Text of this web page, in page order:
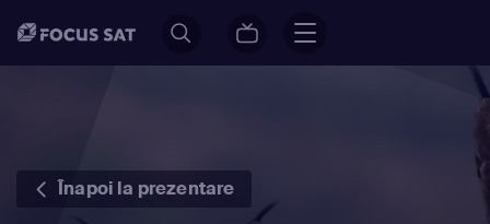
Înapoi la prezentare